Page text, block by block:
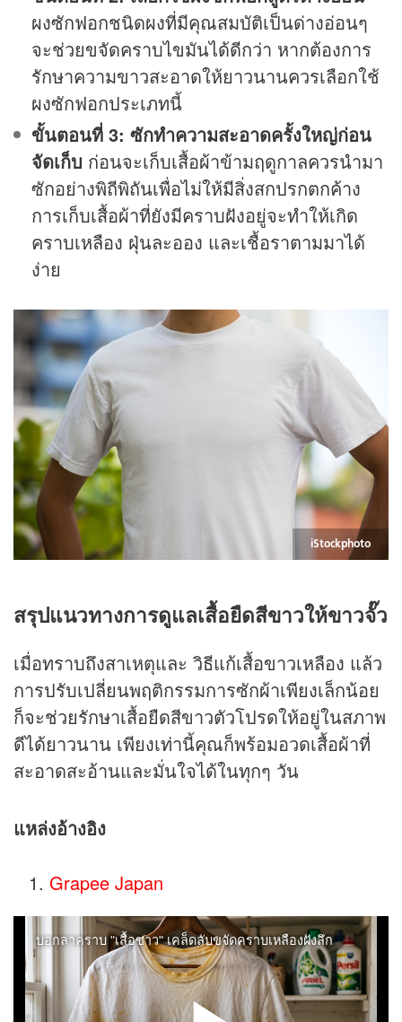
ผงซักฟอกชนิดผงที่มีคุณสมบัติเป็นด่างอ่อนๆ
จะช่วยขจัดคราบไขมันได้ดีกว่า หากต้องการ
รักษาความขาวสะอาดให้ยาวนานควรเลือกใช้
ผงซักฟอกประเภทนี้
ขั้นตอนที่ 3: ซักทำความสะอาดครั้งใหญ่ก่อน
จัดเก็บ ก่อนจะเก็บเสื้อผ้าข้ามฤดูกาลควรนำมา
ซักอย่างพิถีพิถันเพื่อไม่ให้มีสิ่งสกปรกตกค้าง
การเก็บเสื้อผ้าที่ยังมีคราบฝังอยู่จะทำให้เกิด
คราบเหลือง ฝุ่นละออง และเชื้อราตามมาได้
ง่าย
iStockphoto
สรุปแนวทางการดูแลเสื้อยืดสีขาวให้ขาวจั๊ว
เมื่อทราบถึงสาเหตุและ วิธีแก้เสื้อขาวเหลือง แล้ว
การปรับเปลี่ยนพฤติกรรมการซักผ้าเพียงเล็กน้อย
ก็จะช่วยรักษาเสื้อยืดสีขาวตัวโปรดให้อยู่ในสภาพ
ดีได้ยาวนาน เพียงเท่านี้คุณก็พร้อมอวดเสื้อผ้าที่
สะอาดสะอ้านและมั่นใจได้ในทุกๆ วัน
แหล่งอ้างอิง
Grapee Japan